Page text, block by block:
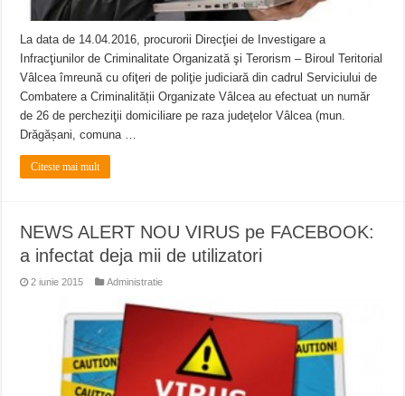
La data de 14.04.2016, procurorii Direcţiei de Investigare a
Infracţiunilor de Criminalitate Organizată şi Terorism – Biroul Teritorial
Vâlcea îmreună cu ofiţeri de poliţie judiciară din cadrul Serviciului de
Combatere a Criminalității Organizate Vâlcea au efectuat un număr
de 26 de percheziţii domiciliare pe raza judeţelor Vâlcea (mun.
Drăgășani, comuna …
Citeste mai mult
NEWS ALERT NOU VIRUS pe FACEBOOK:
a infectat deja mii de utilizatori
2 iunie 2015 Administratie